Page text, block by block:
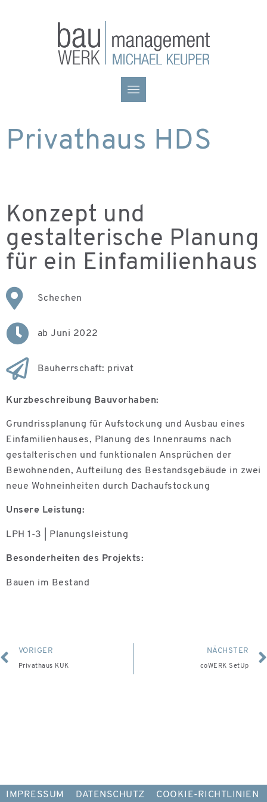
Privathaus HDS
Konzept und
gestalterische Planung
für ein Einfamilienhaus
Schechen
ab Juni 2022
Bauherrschaft: privat
Kurzbeschreibung Bauvorhaben:
Grundrissplanung für Aufstockung und Ausbau eines
Einfamilienhauses, Planung des Innenraums nach
gestalterischen und funktionalen Ansprüchen der
Bewohnenden, Aufteilung des Bestandsgebäude in zwei
neue Wohneinheiten durch Dachaufstockung
Unsere Leistung:
LPH 1-3 | Planungsleistung
Besonderheiten des Projekts:
Bauen im Bestand
VORIGER
Privathaus KUK
NÄCHSTER
coWERK SetUp
IMPRESSUM DATENSCHUTZ COOKIE-RICHTLINIEN